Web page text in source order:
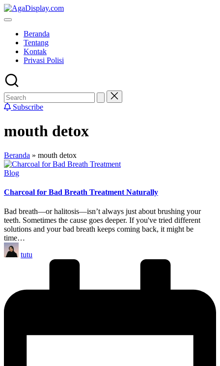
Skip
to
Beranda
Tentang
Kontak
Privasi Polisi
Subscribe
mouth detox
Beranda » mouth detox
Posted
Blog
Charcoal for Bad Breath Treatment Naturally
Bad breath—or halitosis—isn’t always just about brushing your
teeth. Sometimes the cause goes deeper. If you've tried different
solutions and your bad breath keeps coming back, it might be
time…
Posted
by
tutu